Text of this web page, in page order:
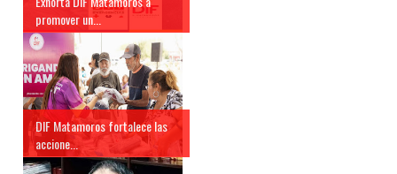
promover un...
DIF Matamoros fortalece las
accione...